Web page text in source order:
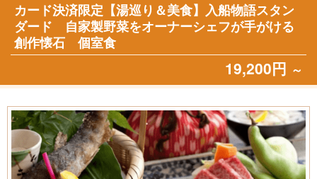
カード決済限定【湯巡り＆美食】入船物語スタン
ダード 自家製野菜をオーナーシェフが手がける
創作懐石 個室食
19,200円 ～